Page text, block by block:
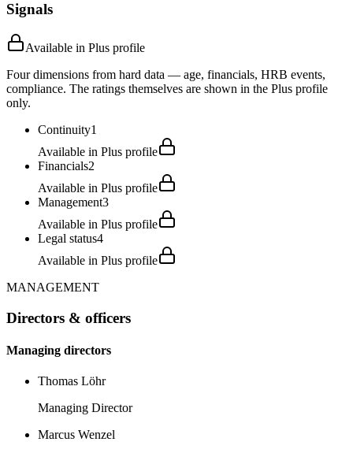
Signals
Available in Plus profile
Four dimensions from hard data — age, financials, HRB events,
compliance. The ratings themselves are shown in the Plus profile
only.
Continuity1
Available in Plus profile
Financials2
Available in Plus profile
Management3
Available in Plus profile
Legal status4
Available in Plus profile
MANAGEMENT
Directors & officers
Managing directors
Thomas Löhr
Managing Director
Marcus Wenzel